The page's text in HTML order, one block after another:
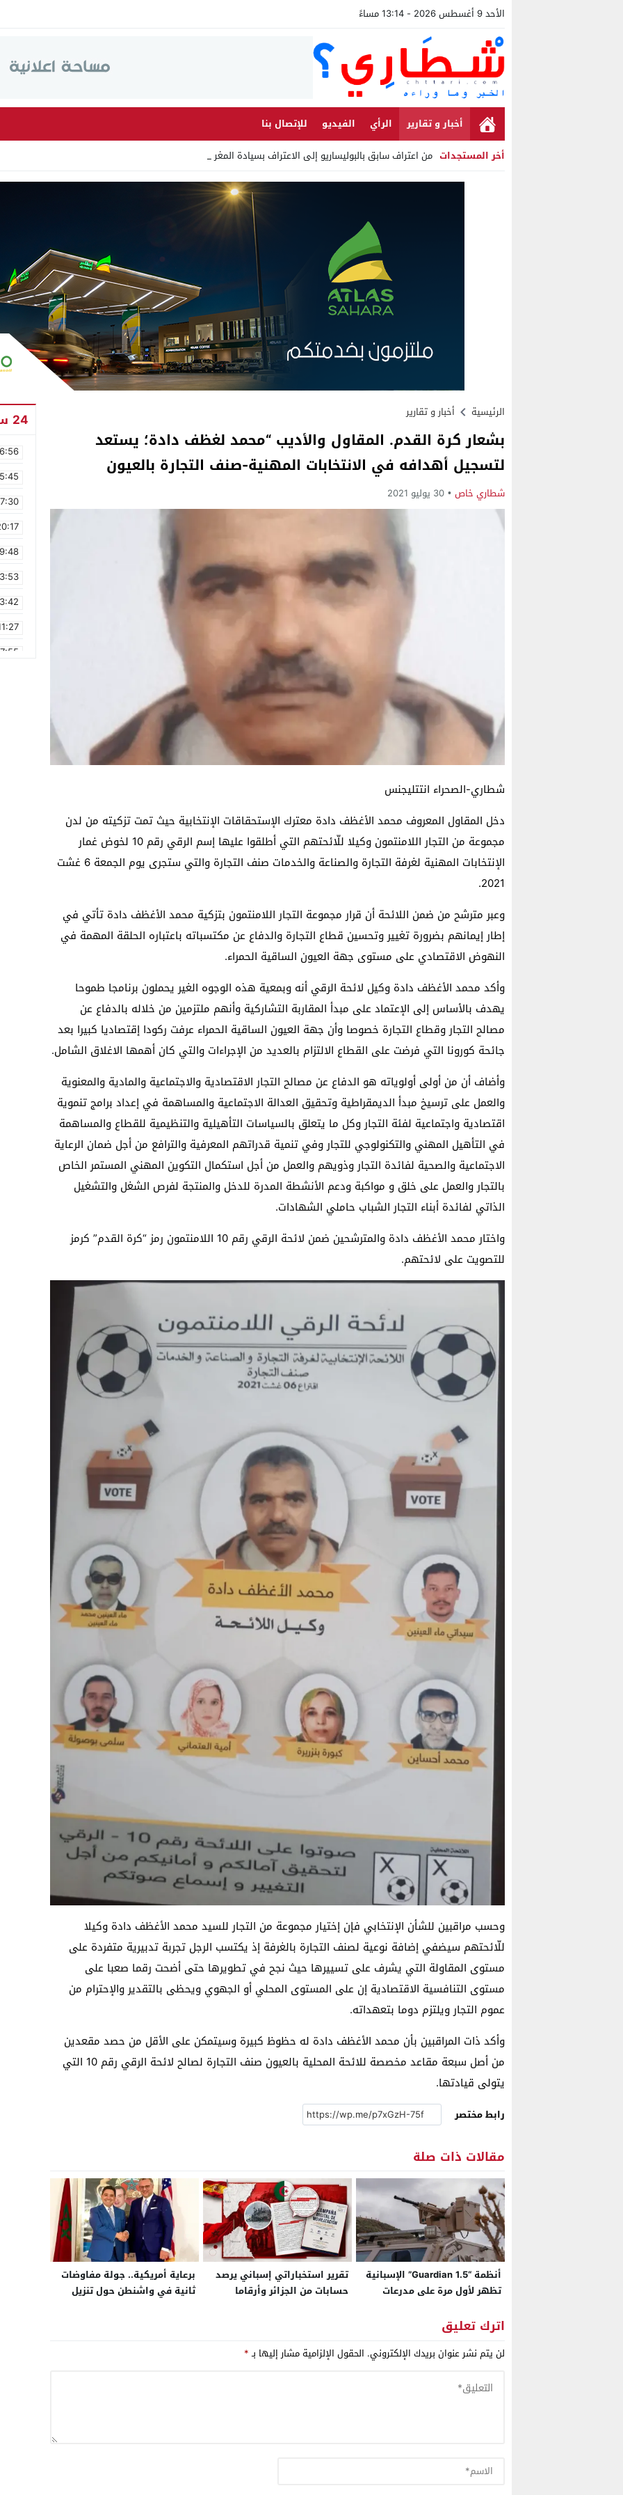
الأحد 9 أغسطس 2026 - 13:14 مساءً
أخبار و تقارير الرأي الفيديو
للإتصال بنا
أخر المستجدات من اعتراف سابق بالبوليساريو إلى الاعتراف بسيادة المغرب على الصحراء.. _
Stop
الرئيسية أخبار و تقارير
بشعار كرة القدم. المقاول والأديب “محمد لغظف دادة؛ يستعد
لتسجيل أهدافه في الانتخابات المهنية-صنف التجارة بالعيون
شطاري خاص 30 يوليو 2021
شطاري-الصحراء انتتليجنس
دخل المقاول المعروف محمد الأغظف دادة معترك الإستحقاقات الإنتخابية حيث تمت تزكيته من لدن
مجموعة من التجار اللامنتمون وكيلا للّائحتهم التي أطلقوا عليها إسم الرقي رقم 10 لخوض غمار
الإنتخابات المهنية لغرفة التجارة والصناعة والخدمات صنف التجارة والتي ستجرى يوم الجمعة 6 غشت
2021.
وعبر مترشح من ضمن اللائحة أن قرار مجموعة التجار اللامنتمون بتزكية محمد الأغظف دادة تأتي في
إطار إيمانهم بضرورة تغيير وتحسين قطاع التجارة والدفاع عن مكتسباته باعتباره الحلقة المهمة في
النهوض الاقتصادي على مستوى جهة العيون الساقية الحمراء.
وأكد محمد الأغظف دادة وكيل لائحة الرقي أنه وبمعية هذه الوجوه الغير يحملون برنامجا طموحا
يهدف بالأساس إلى الإعتماد على مبدأ المقاربة التشاركية وأنهم ملتزمين من خلاله بالدفاع عن
مصالح التجار وقطاع التجارة خصوصا وأن جهة العيون الساقية الحمراء عرفت ركودا إقتصاديا كبيرا بعد
جائحة كورونا التي فرضت على القطاع الالتزام بالعديد من الإجراءات والتي كان أهمها الاغلاق الشامل.
وأضاف أن من أولى أولوياته هو الدفاع عن مصالح التجار الاقتصادية والاجتماعية والمادية والمعنوية
والعمل على ترسيخ مبدأ الديمقراطية وتحقيق العدالة الاجتماعية والمساهمة في إعداد برامج تنموية
اقتصادية واجتماعية لفئة التجار وكل ما يتعلق بالسياسات التأهيلية والتنظيمية للقطاع والمساهمة
في التأهيل المهني والتكنولوجي للتجار وفي تنمية قدراتهم المعرفية والترافع من أجل ضمان الرعاية
الاجتماعية والصحية لفائدة التجار وذويهم والعمل من أجل استكمال التكوين المهني المستمر الخاص
بالتجار والعمل على خلق و مواكبة ودعم الأنشطة المدرة للدخل والمنتجة لفرص الشغل والتشغيل
الذاتي لفائدة أبناء التجار الشباب حاملي الشهادات.
واختار محمد الأغظف دادة والمترشحين ضمن لائحة الرقي رقم 10 اللامنتمون رمز “كرة القدم” كرمز
للتصويت على لائحتهم.
وحسب مراقبين للشأن الإنتخابي فإن إختيار مجموعة من التجار للسيد محمد الأغظف دادة وكيلا
للّائحتهم سيضفي إضافة نوعية لصنف التجارة بالغرفة إذ يكتسب الرجل تجربة تدبيرية متفردة على
مستوى المقاولة التي يشرف على تسييرها حيث نجح في تطويرها حتى أضحت رقما صعبا على
مستوى التنافسية الاقتصادية إن على المستوى المحلي أو الجهوي ويحظى بالتقدير والإحترام من
عموم التجار ويلتزم دوما بتعهداته.
وأكد ذات المراقبين بأن محمد الأغظف دادة له حظوظ كبيرة وسيتمكن على الأقل من حصد مقعدين
من أصل سبعة مقاعد مخصصة للائحة المحلية بالعيون صنف التجارة لصالح لائحة الرقي رقم 10 التي
يتولى قيادتها.
رابط مختصر
مقالات ذات صلة
أنظمة “Guardian 1.5” الإسبانية
تظهر لأول مرة على مدرعات
تقودها الولايات المتحدة
بإفريقيا
تقرير استخباراتي إسباني يرصد
حسابات من الجزائر وأرقاما
برعاية أمريكية.. جولة مفاوضات
ثانية في واشنطن حول تنزيل
اترك تعليق
لن يتم نشر عنوان بريدك الإلكتروني. الحقول الإلزامية مشار إليها بـ*
24 ساعة